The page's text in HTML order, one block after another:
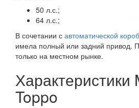
50 л.с.;
64 л.с.;
В сочетании с автоматической
имела полный или задний привод.
только на местном рынке.
Характеристики
Toppo